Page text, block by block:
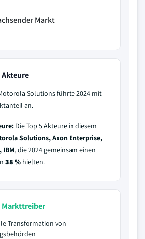
Markt
Akteure
Solutions führte 2024 mit
an.
Die Top 5 Akteure in diesem
Solutions, Axon Enterprise,
IBM, die 2024 gemeinsam einen
38 % hielten.
Markttreiber
Transformation von